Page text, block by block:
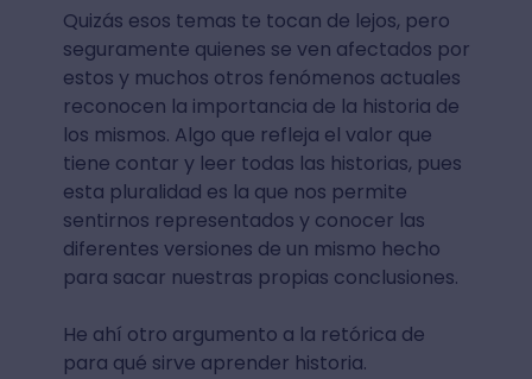
Quizás esos temas te tocan de lejos, pero
seguramente quienes se ven afectados por
estos y muchos otros fenómenos actuales
reconocen la importancia de la historia de
los mismos. Algo que refleja el valor que
tiene contar y leer todas las historias, pues
esta pluralidad es la que nos permite
sentirnos representados y conocer las
diferentes versiones de un mismo hecho
para sacar nuestras propias conclusiones.
He ahí otro argumento a la retórica de
para qué sirve aprender historia.